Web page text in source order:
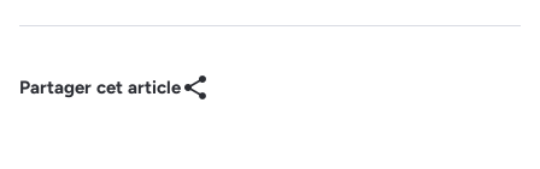
Partager cet article